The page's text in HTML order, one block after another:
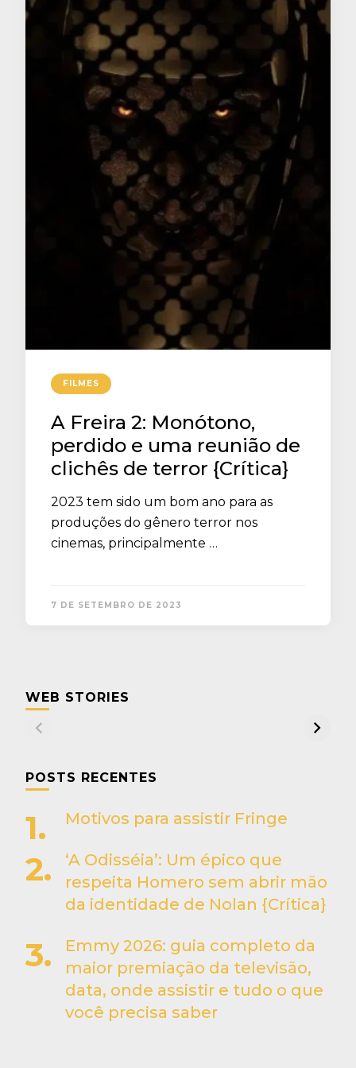
FILMES
A Freira 2: Monótono,
perdido e uma reunião de
clichês de terror {Crítica}
2023 tem sido um bom ano para as
produções do gênero terror nos
cinemas, principalmente …
7 DE SETEMBRO DE 2023
WEB STORIES
POSTS RECENTES
Motivos para assistir Fringe
‘A Odisséia’: Um épico que
respeita Homero sem abrir mão
da identidade de Nolan {Crítica}
Emmy 2026: guia completo da
maior premiação da televisão,
data, onde assistir e tudo o que
você precisa saber